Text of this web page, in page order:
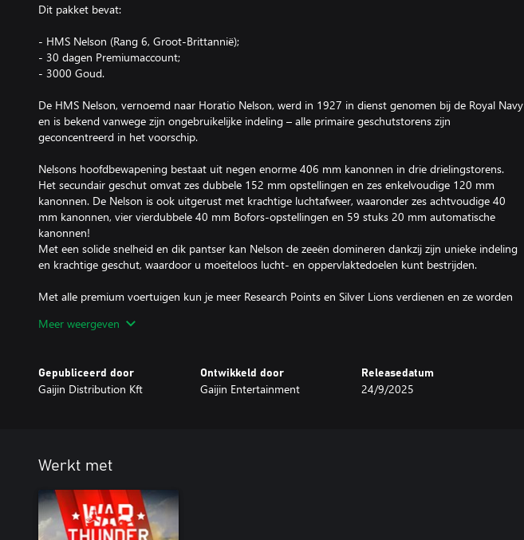
Dit pakket bevat:
- HMS Nelson (Rang 6, Groot-Brittannië);
- 30 dagen Premiumaccount;
- 3000 Goud.
De HMS Nelson, vernoemd naar Horatio Nelson, werd in 1927 in dienst genomen bij de Royal Navy
en is bekend vanwege zijn ongebruikelijke indeling – alle primaire geschutstorens zijn
geconcentreerd in het voorschip.
Nelsons hoofdbewapening bestaat uit negen enorme 406 mm kanonnen in drie drielingstorens.
Het secundair geschut omvat zes dubbele 152 mm opstellingen en zes enkelvoudige 120 mm
kanonnen. De Nelson is ook uitgerust met krachtige luchtafweer, waaronder zes achtvoudige 40
mm kanonnen, vier vierdubbele 40 mm Bofors-opstellingen en 59 stuks 20 mm automatische
kanonnen!
Met een solide snelheid en dik pantser kan Nelson de zeeën domineren dankzij zijn unieke indeling
en krachtige geschut, waardoor u moeiteloos lucht- en oppervlaktedoelen kunt bestrijden.
Met alle premium voertuigen kun je meer Research Points en Silver Lions verdienen en ze worden
van premium voertuigen!
Meer weergeven
Gepubliceerd door
Gaijin Distribution Kft
Ontwikkeld door
Gaijin Entertainment
Releasedatum
24/9/2025
Werkt met